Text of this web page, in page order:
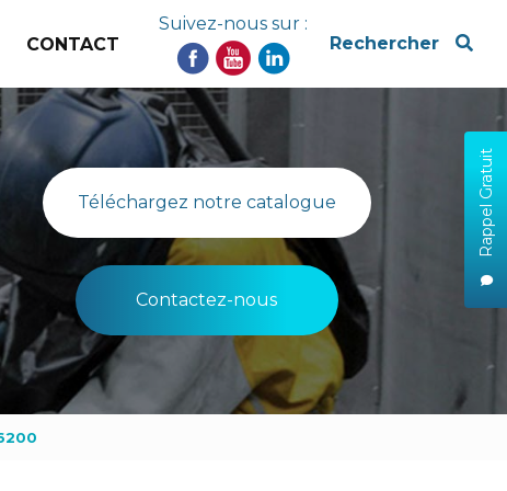
x
Rappel Gratuit
CONTACT
Suivez-nous sur :
Rechercher
Téléchargez notre catalogue
Contactez-nous